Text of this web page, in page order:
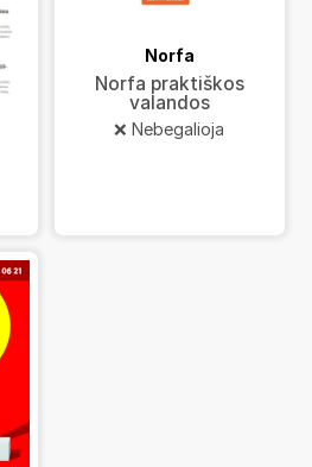
Norfa
Norfa praktiškos
valandos
❌ Nebegalioja